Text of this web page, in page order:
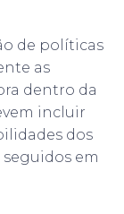
de políticas
as
dentro da
incluir
dos
em